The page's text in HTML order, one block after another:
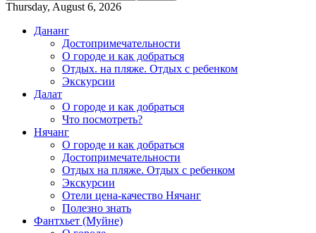
Thursday, August 6, 2026
Дананг
Достопримечательности
О городе и как добраться
Отдых. на пляже. Отдых с ребенком
Экскурсии
Далат
О городе и как добраться
Что посмотреть?
Нячанг
О городе и как добраться
Достопримечательности
Отдых на пляже. Отдых с ребенком
Экскурсии
Отели цена-качество Нячанг
Полезно знать
Фантхьет (Муйне)